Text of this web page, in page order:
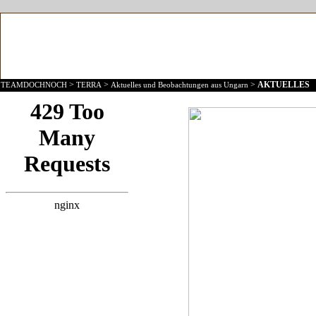
TEAMDOCHNOCH > TERRA > Aktuelles und Beobachtungen aus Ungarn > AKTUELLES